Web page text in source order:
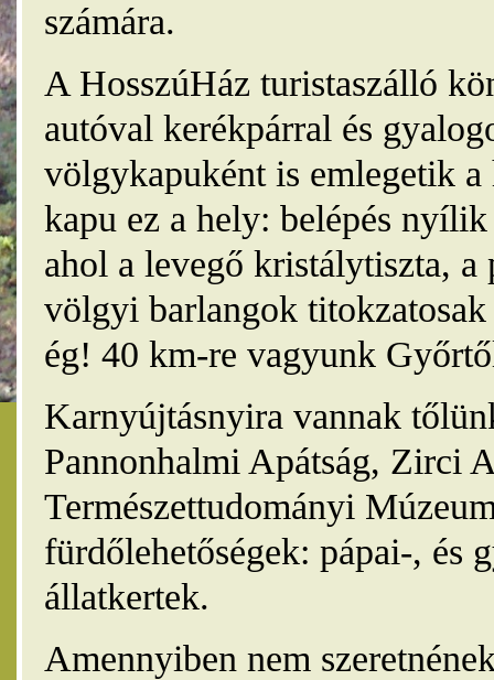
számára.
A HosszúHáz turistaszálló
autóval kerékpárral és
völgykapuként is emlegetik
kapu ez a hely: belépés
ahol a levegő kristálytiszta, a
völgyi barlangok
ég! 40 km-re vagyunk
Karnyújtásnyira vannak
Pannonhalmi Apátság, Zirci
Természettudományi
fürdőlehetőségek: pápai-, és
állatkertek.
Amennyiben nem